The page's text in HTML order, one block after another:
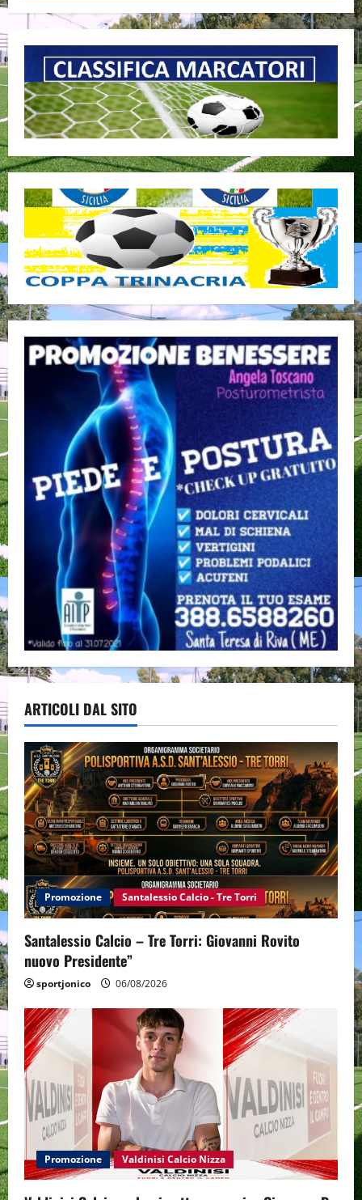
ARTICOLI DAL SITO
Promozione Santalessio Calcio - Tre Torri
Santalessio Calcio – Tre Torri: Giovanni Rovito
nuovo Presidente”
sportjonico 06/08/2026
Promozione Valdinisi Calcio Nizza